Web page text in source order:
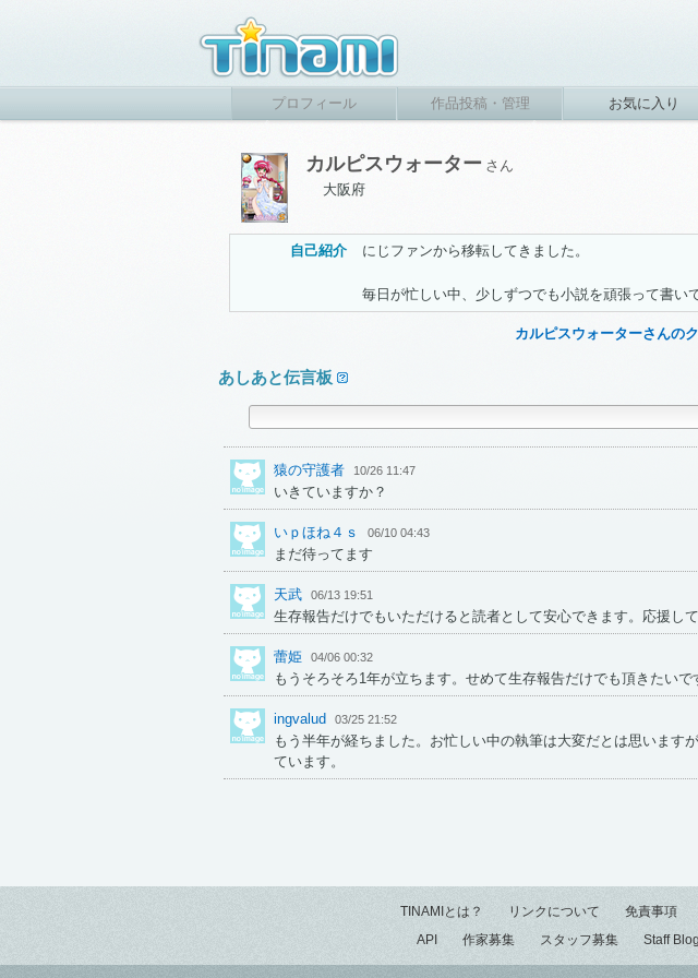
プロフィール 作品投稿・管理 お気に入り
カルピスウォーター さん
大阪府
自己紹介 にじファンから移転してきました。
毎日が忙しい中、少しずつでも小説を頑張って書い
カルピスウォーターさんの
あしあと伝言板
猿の守護者 10/26 11:47
いきていますか？
いｐほね４ｓ 06/10 04:43
まだ待ってます
天武 06/13 19:51
生存報告だけでもいただけると読者として安心できます。応援して
蕾姫 04/06 00:32
もうそろそろ1年が立ちます。せめて生存報告だけでも頂きたいで
ingvalud 03/25 21:52
もう半年が経ちました。お忙しい中の執筆は大変だとは思います
ています。
TINAMIとは？ リンクについて 免責事項
API
作家募集 スタッフ募集 Staff Blog